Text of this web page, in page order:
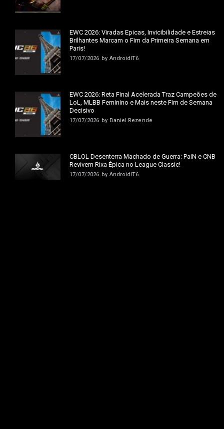
EWC 2026: Viradas Épicas, Invicibilidade e Estreias
Brilhantes Marcam o Fim da Primeira Semana em
Paris!
17/07/2026 by AndroidIT6
EWC 2026: Reta Final Acelerada Traz Campeões de
LoL, MLBB Feminino e Mais neste Fim de Semana
Decisivo
17/07/2026 by Daniel Rezende
CBLOL Desenterra Machado de Guerra: PaiN e CNB
Revivem Rixa Épica no League Classic!
17/07/2026 by AndroidIT6